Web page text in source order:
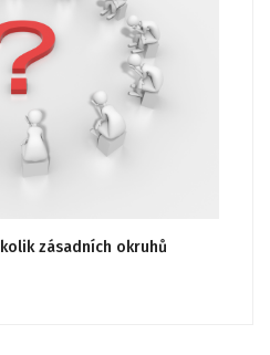
zásadních okruhů